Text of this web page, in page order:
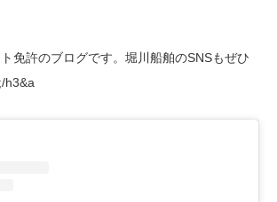
免許のブログです。堀川船舶のSNSもぜひ
h3&a